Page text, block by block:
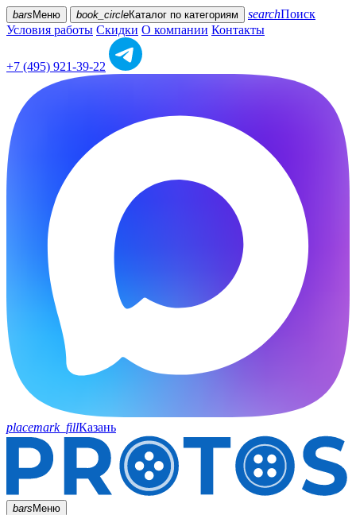
bars Меню book_circleКаталог по категориям searchПоиск
Условия работы Скидки О компании Контакты
+7 (495) 921-39-22
placemark_fillКазань
barsМеню